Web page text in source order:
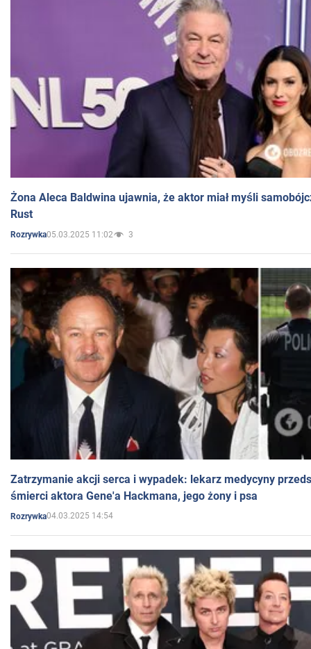
Żona Aleca Baldwina ujawnia, że aktor miał myśli
Rust
Rozrywka05.03.2025 11:02 3
Zatrzymanie akcji serca i wypadek: lekarz medycyny
śmierci aktora Gene'a Hackmana, jego żony i psa
Rozrywka04.03.2025 14:54